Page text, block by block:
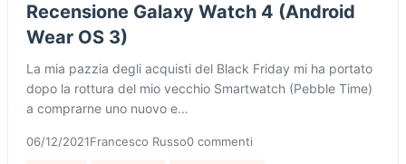
Recensione Galaxy Watch 4 (Android
Wear OS 3)
La mia pazzia degli acquisti del Black Friday mi ha portato
dopo la rottura del mio vecchio Smartwatch (Pebble Time)
a comprarne uno nuovo e…
06/12/2021Francesco Russo0 commenti